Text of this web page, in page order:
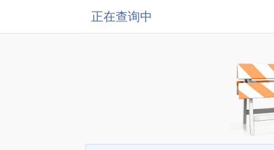
正在查询中